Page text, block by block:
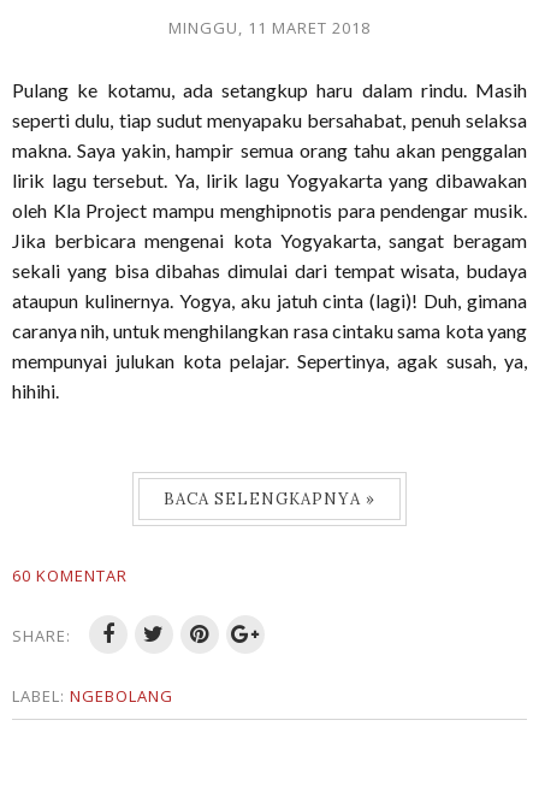
MINGGU, 11 MARET 2018
Pulang ke kotamu, ada setangkup haru dalam rindu. Masih
seperti dulu, tiap sudut menyapaku bersahabat, penuh selaksa
makna. Saya yakin, hampir semua orang tahu akan penggalan
lirik lagu tersebut. Ya, lirik lagu Yogyakarta yang dibawakan
oleh Kla Project mampu menghipnotis para pendengar musik.
Jika berbicara mengenai kota Yogyakarta, sangat beragam
sekali yang bisa dibahas dimulai dari tempat wisata, budaya
ataupun kulinernya. Yogya, aku jatuh cinta (lagi)! Duh, gimana
caranya nih, untuk menghilangkan rasa cintaku sama kota yang
mempunyai julukan kota pelajar. Sepertinya, agak susah, ya,
hihihi.
BACA SELENGKAPNYA »
60 KOMENTAR
SHARE:
LABEL: NGEBOLANG